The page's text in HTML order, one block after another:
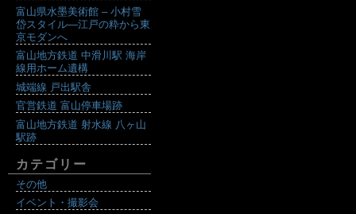
富山県水墨美術館 – 小村雪
岱スタイル―江戸の粋から東
京モダンへ
富山地方鉄道 中滑川駅 海岸
線用ホーム遺構
城端線 戸出駅舎
官営鉄道 富山停車場跡
富山地方鉄道 射水線 八ヶ山
駅跡
カテゴリー
その他
イベント・撮影会